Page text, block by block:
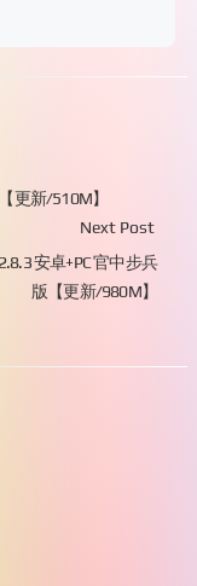
更新/510M】
Next Post
安卓+PC 官中步兵
版【更新/980M】